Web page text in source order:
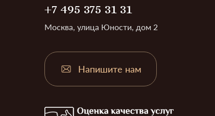
+7 495 375 31 31
Москва, улица Юности, дом 2
Напишите нам